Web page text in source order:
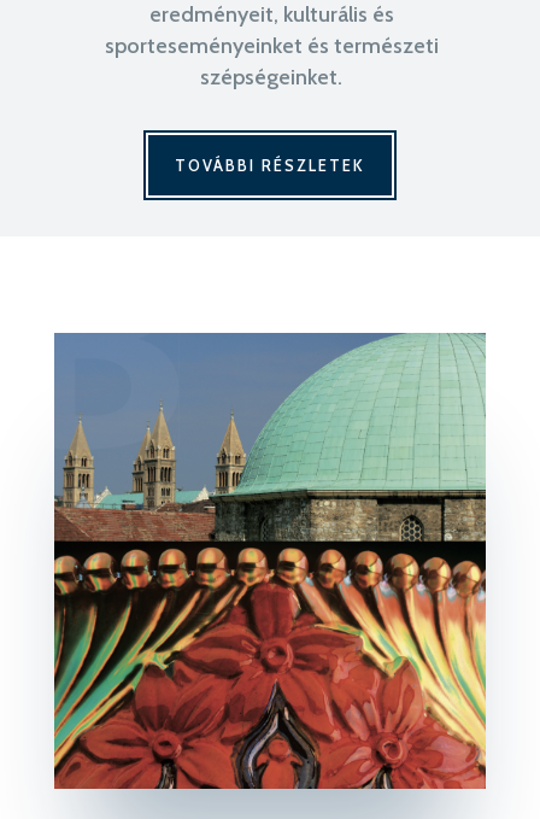
eredményeit, kulturális és
sporteseményeinket és természeti
szépségeinket.
TOVÁBBI RÉSZLETEK